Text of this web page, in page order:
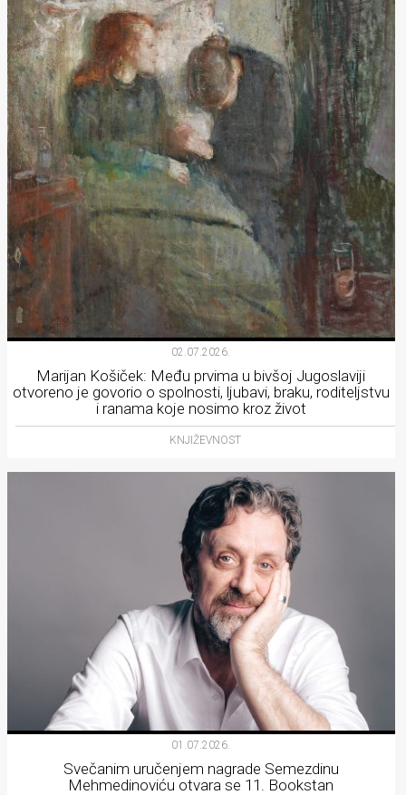
02.07.2026.
Marijan Košiček: Među prvima u bivšoj Jugoslaviji
otvoreno je govorio o spolnosti, ljubavi, braku, roditeljstvu
i ranama koje nosimo kroz život
KNJIŽEVNOST
01.07.2026.
Svečanim uručenjem nagrade Semezdinu
Mehmedinoviću otvara se 11. Bookstan